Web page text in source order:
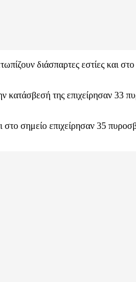
διάσπαρτες εστίες και
κατάσβεσή της επιχείρησαν
σημείο επιχείρησαν 35